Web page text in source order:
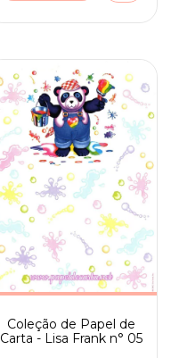
Coleção de Papel de
Carta - Lisa Frank n° 05